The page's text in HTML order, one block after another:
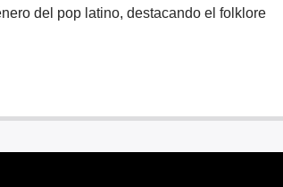
del pop latino, destacando el folklore